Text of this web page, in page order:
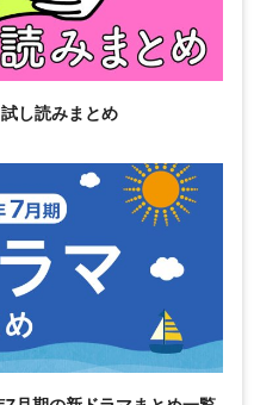
し読みまとめ